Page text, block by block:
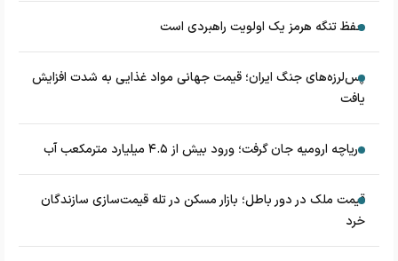
حفظ تنگه هرمز یک اولویت راهبردی است
پس‌لرزه‌های جنگ ایران؛ قیمت جهانی مواد غذایی به شدت افزایش
یافت
دریاچه ارومیه جان گرفت؛ ورود بیش از ۴.۵ میلیارد مترمکعب آب
قیمت ملک در دور باطل؛ بازار مسکن در تله قیمت‌سازی سازندگان
خرد